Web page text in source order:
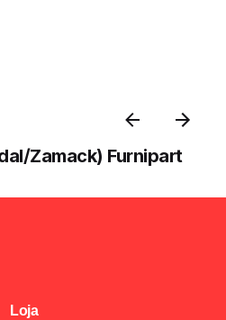
Zamack) Furnipart
Loja